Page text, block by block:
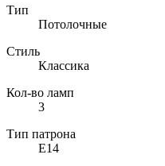
Тип
Потолочные
Стиль
Классика
Кол-во ламп
3
Тип патрона
E14